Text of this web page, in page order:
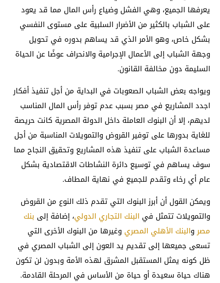
يعرفها الجميع، وهي الفشل وضياع رأس المال مما قد يعود
على الشباب بالكثير من الأضرار السلبية على مستوى النفسي
بشكل خاص، وهو الأمر الذي قد يساهم بدوره في تحويل
وجهة الشباب إلى الأعمال الإجرامية والانحراف عوضًا عن الحياة
السليمة دون مخالفة القانون.
ويواجه بعض الشباب الصعوبات في البداية من أجل تنفيذ أفكار
اجدد المشاريع في مصر بسبب عدم توفر رأس المال المناسب
لديهم، إلا أن البنوك العاملة داخل الدولة المصرية كانت حريصة
للغاية بدورها على توفير القروض والتمويلات المناسبة من أجل
مساعدة الشباب على تنفيذ هذه المشاريع وتحقيق النجاح مما
سوف يساهم في توسيع دائرة النشاطات الاقتصادية بشكل
عام أي رخاء وتقدم للجميع في نهاية المطاف.
ويمكن القول أن أبرز البنوك التي تقدم ذلك النوع من القروض
والتمويلات تتمثل في البنك التجاري الدولي، إضافة إلى بنك
مصروالبنك الأهلي المصري وغيرها من البنوك الأخرى التي
تسعى جميعها إلى تقديم يد العون إلى الشباب المصري في
ظل كونه يمثل المستقبل المشرق لهذه الأمة وبدون لن تكون
هناك حياة سعيدة أو حياة من الأساس في المرحلة القادمة.